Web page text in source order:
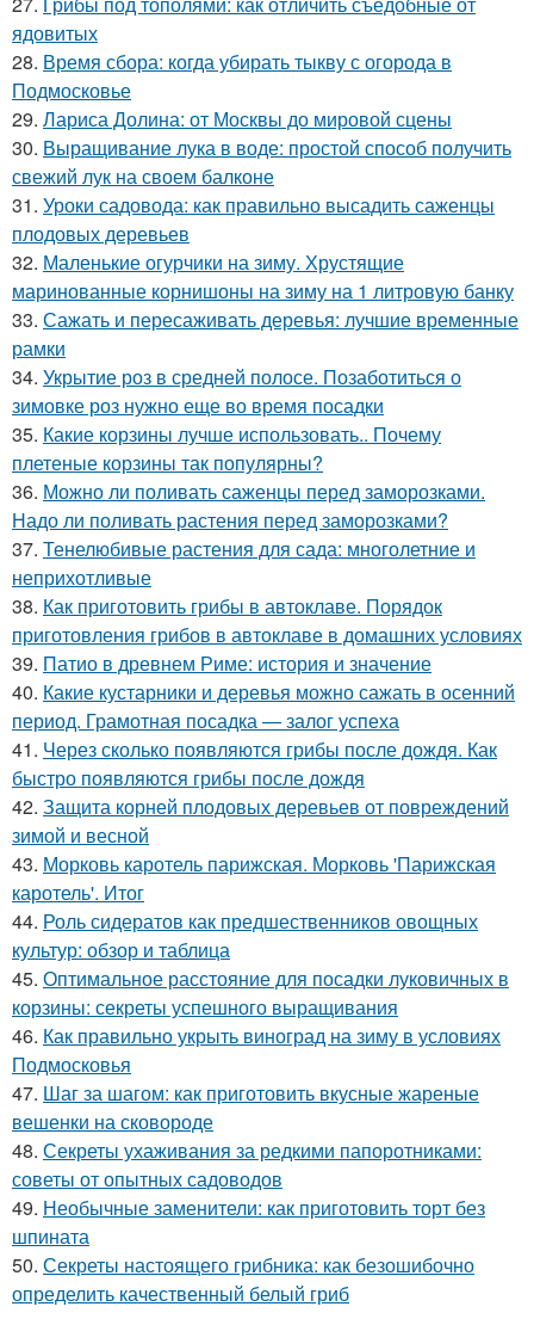
ядовитых
28. Время сбора: когда убирать тыкву с огорода в
Подмосковье
29. Лариса Долина: от Москвы до мировой сцены
30. Выращивание лука в воде: простой способ получить
свежий лук на своем балконе
31. Уроки садовода: как правильно высадить саженцы
плодовых деревьев
32. Маленькие огурчики на зиму. Хрустящие
маринованные корнишоны на зиму на 1 литровую банку
33. Сажать и пересаживать деревья: лучшие временные
рамки
34. Укрытие роз в средней полосе. Позаботиться о
зимовке роз нужно еще во время посадки
35. Какие корзины лучше использовать.. Почему
плетеные корзины так популярны?
36. Можно ли поливать саженцы перед заморозками.
Надо ли поливать растения перед заморозками?
37. Тенелюбивые растения для сада: многолетние и
неприхотливые
38. Как приготовить грибы в автоклаве. Порядок
приготовления грибов в автоклаве в домашних условиях
39. Патио в древнем Риме: история и значение
40. Какие кустарники и деревья можно сажать в осенний
период. Грамотная посадка — залог успеха
41. Через сколько появляются грибы после дождя. Как
быстро появляются грибы после дождя
42. Защита корней плодовых деревьев от повреждений
зимой и весной
43. Морковь каротель парижская. Морковь 'Парижская
каротель'. Итог
44. Роль сидератов как предшественников овощных
культур: обзор и таблица
45. Оптимальное расстояние для посадки луковичных в
корзины: секреты успешного выращивания
46. Как правильно укрыть виноград на зиму в условиях
Подмосковья
47. Шаг за шагом: как приготовить вкусные жареные
вешенки на сковороде
48. Секреты ухаживания за редкими папоротниками:
советы от опытных садоводов
49. Необычные заменители: как приготовить торт без
шпината
50. Секреты настоящего грибника: как безошибочно
определить качественный белый гриб